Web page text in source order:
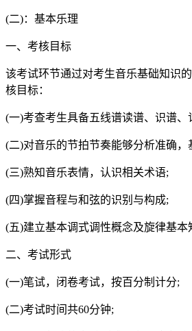
(二)：基本乐理
一、考核目标
该考试环节通过对考生音乐基础知识
核目标：
(一)考查考生具备五线谱读谱、识谱、
(二)对音乐的节拍节奏能够分析准确，
(三)熟知音乐表情，认识相关术语;
(四)掌握音程与和弦的识别与构成;
(五)建立基本调式调性概念及旋律基本
二、考试形式
(一)笔试，闭卷考试，按百分制计分;
(二)考试时间共60分钟;